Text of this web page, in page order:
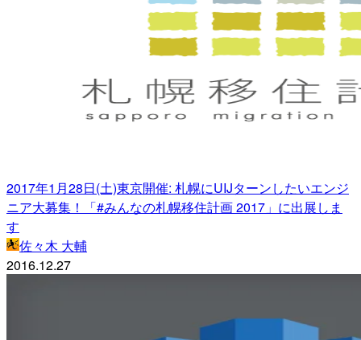
2017年1月28日(土)東京開催: 札幌にUIJターンしたいエンジ
ニア大募集！「#みんなの札幌移住計画 2017」に出展しま
す
佐々木 大輔
2016.12.27